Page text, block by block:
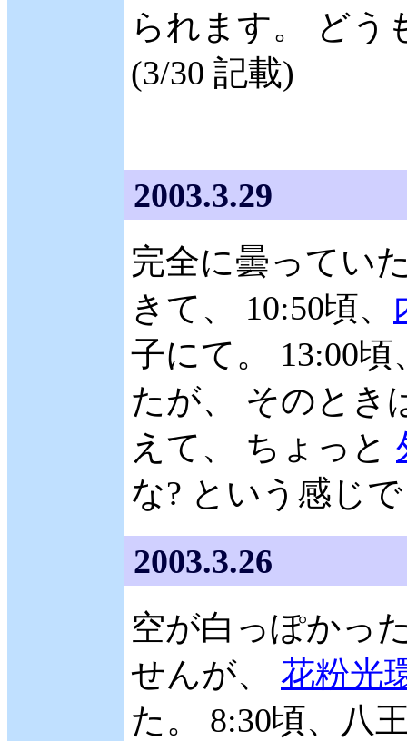
られます。 どう
(3/30 記載)
2003.3.29
完全に曇ってい
きて、 10:50頃、
子にて。 13:00
たが、 そのとき
えて、 ちょっと
な? という感じ
2003.3.26
空が白っぽかっ
せんが、 花粉光
た。 8:30頃、八